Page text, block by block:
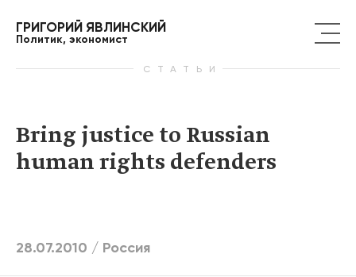
ГРИГОРИЙ ЯВЛИНСКИЙ
Политик, экономист
СТАТЬИ
Bring justice to Russian
human rights defenders
28.07.2010 / Россия